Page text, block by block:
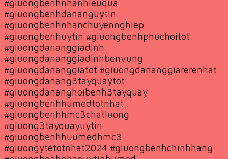
#giuongbenhnhanhieuqua
#giuongbenhdananguytin
#giuongbenhnhanchuyennghiep
#giuongbenhuytin #giuongbenhphuchoitot
#giuongdananggiadinh
#giuongdananggiadinhbenvung
#giuongdananggiatot #giuongdananggiarerenhat
#giuongdanang3tayquaytot
#giuongdananghoibenh3tayquay
#giuongbenhhumedtotnhat
#giuongbenhhmc3chatluong
#giuong3tayquayuytin
#giuongbenhhuumedhmc3
#giuongytetotnhat2024 #giuongbenhchinhhang